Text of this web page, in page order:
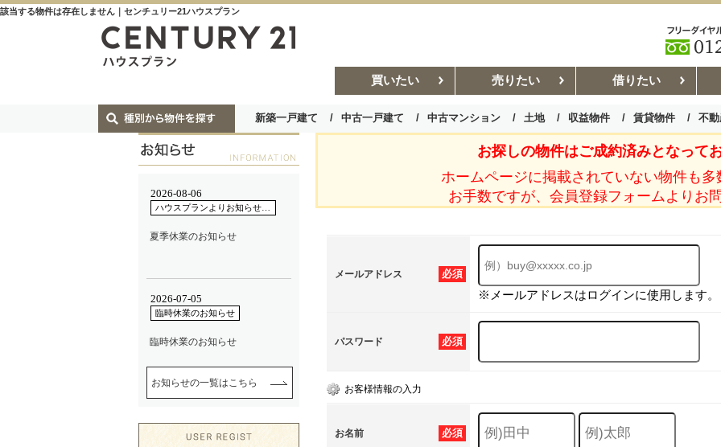
該当する物件は存在しません｜センチュリー21ハウスプラン
買いたい 売りたい 借りたい
新築一戸建て 中古一戸建て 中古マンション 土地 収益物件 賃貸物件 不
お部屋探しコラム 賃貸管理コ
お探しの物件はご成約済みとなってお
ホームページに掲載されていない物件も多
お手数ですが、会員登録フォームよりお
必須
メールアドレス
※メールアドレスはログインに使用します。
必須
パスワード
お客様情報の入力
必須
お名前
お知らせの一覧はこちら